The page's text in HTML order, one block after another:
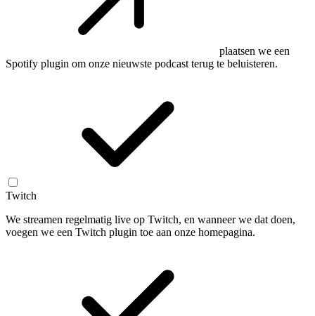
plaatsen we een
Spotify plugin om onze nieuwste podcast terug te beluisteren.
Twitch
We streamen regelmatig live op Twitch, en wanneer we dat doen,
voegen we een Twitch plugin toe aan onze homepagina.